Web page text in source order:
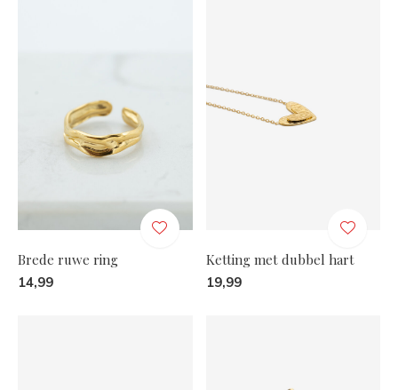
Brede ruwe ring
14,99
Ketting met dubbel hart
19,99